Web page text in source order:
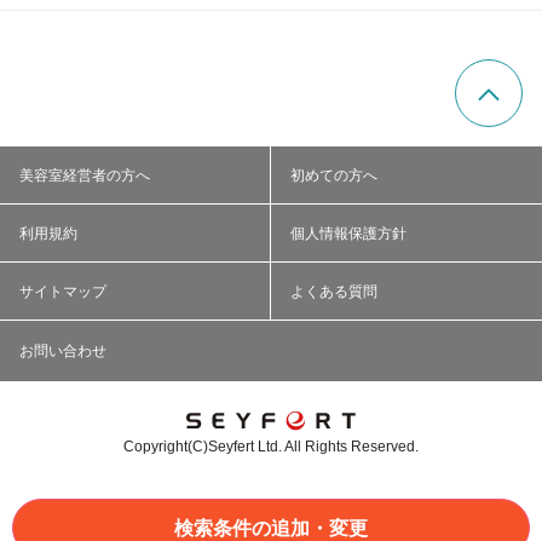
検索条件の追加・変更
美容室経営者の方へ 初めての方へ
利用規約 個人情報保護方針
サイトマップ よくある質問
お問い合わせ
Copyright(C)Seyfert Ltd. All Rights Reserved.